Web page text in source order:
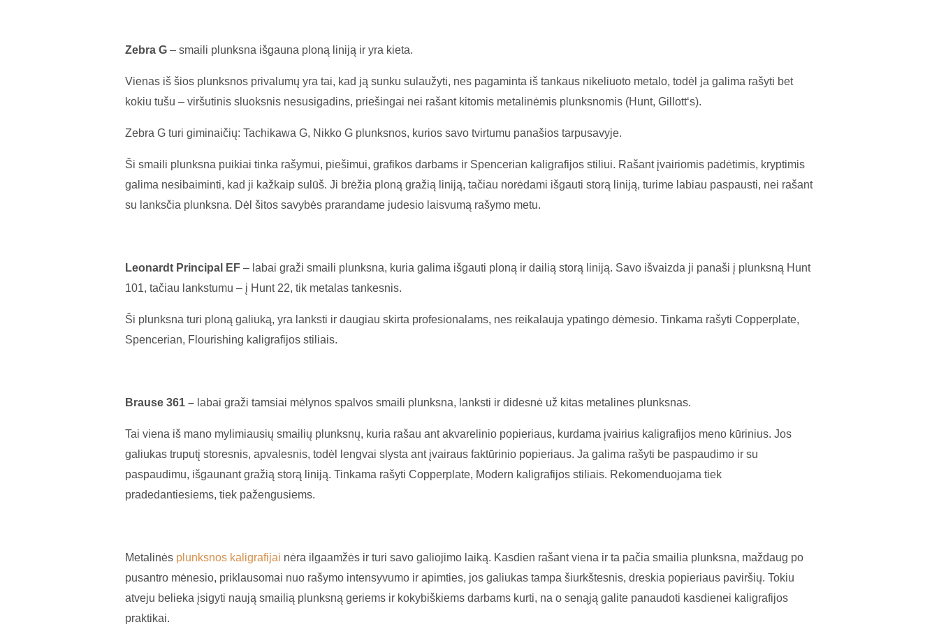
Zebra G– smaili plunksna išgauna ploną liniją ir yra kieta.
Vienas iš šios plunksnos privalumų yra tai, kad ją sunku sulaužyti, nes pagaminta iš tankaus nikeliuoto metalo, todėl ja galima rašyti bet
kokiu tušu – viršutinis sluoksnis nesusigadins, priešingai nei rašant kitomis metalinėmis plunksnomis (Hunt, Gillott‘s).
Zebra G turi giminaičių: Tachikawa G, Nikko G plunksnos, kurios savo tvirtumu panašios tarpusavyje.
Ši smaili plunksna puikiai tinka rašymui, piešimui, grafikos darbams ir Spencerian kaligrafijos stiliui. Rašant įvairiomis padėtimis, kryptimis
galima nesibaiminti, kad ji kažkaip sulūš. Ji brėžia ploną gražią liniją, tačiau norėdami išgauti storą liniją, turime labiau paspausti, nei rašant
su lanksčia plunksna. Dėl šitos savybės prarandame judesio laisvumą rašymo metu.
Leonardt Principal EF– labai graži smaili plunksna, kuria galima išgauti ploną ir dailią storą liniją. Savo išvaizda ji panaši į plunksną Hunt
101, tačiau lankstumu – į Hunt 22, tik metalas tankesnis.
Ši plunksna turi ploną galiuką, yra lanksti ir daugiau skirta profesionalams, nes reikalauja ypatingo dėmesio. Tinkama rašyti Copperplate,
Spencerian, Flourishing kaligrafijos stiliais.
Brause 361 – labai graži tamsiai mėlynos spalvos smaili plunksna, lanksti ir didesnė už kitas metalines plunksnas.
Tai viena iš mano mylimiausių smailių plunksnų, kuria rašau ant akvarelinio popieriaus, kurdama įvairius kaligrafijos meno kūrinius. Jos
galiukas truputį storesnis, apvalesnis, todėl lengvai slysta ant įvairaus faktūrinio popieriaus. Ja galima rašyti be paspaudimo ir su
paspaudimu, išgaunant gražią storą liniją. Tinkama rašyti Copperplate, Modern kaligrafijos stiliais. Rekomenduojama tiek
pradedantiesiems, tiek pažengusiems.
Metalinės plunksnos kaligrafijai nėra ilgaamžės ir turi savo galiojimo laiką. Kasdien rašant viena ir ta pačia smailia plunksna, maždaug po
pusantro mėnesio, priklausomai nuo rašymo intensyvumo ir apimties, jos galiukas tampa šiurkštesnis, dreskia popieriaus paviršių. Tokiu
atveju belieka įsigyti naują smailią plunksną geriems ir kokybiškiems darbams kurti, na o senąją galite panaudoti kasdienei kaligrafijos
praktikai.